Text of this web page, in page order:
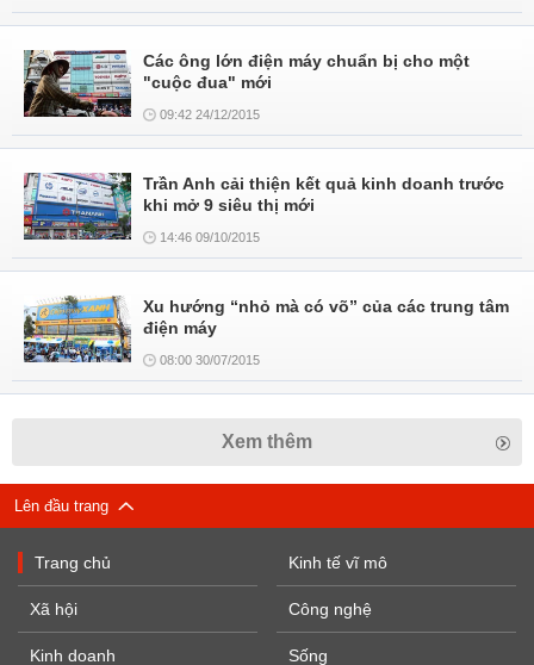
Các ông lớn điện máy chuẩn bị cho một
"cuộc đua" mới
09:42 24/12/2015
Trần Anh cải thiện kết quả kinh doanh trước
khi mở 9 siêu thị mới
14:46 09/10/2015
Xu hướng “nhỏ mà có võ” của các trung tâm
điện máy
08:00 30/07/2015
Xem thêm
Lên đầu trang
Trang chủ
Xã hội
Kinh doanh
Kinh tế vĩ mô
Công nghệ
Sống